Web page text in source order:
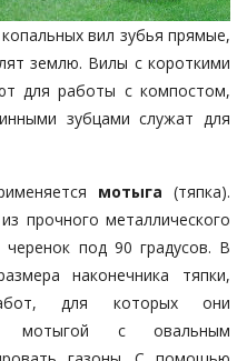
вил зубья прямые,
землю. Вилы с короткими
для работы с компостом,
зубцами служат для
мотыга (тяпка).
прочного металлического
черенок под 90 градусов. В
наконечника тяпки,
для которых они
мотыгой с овальным